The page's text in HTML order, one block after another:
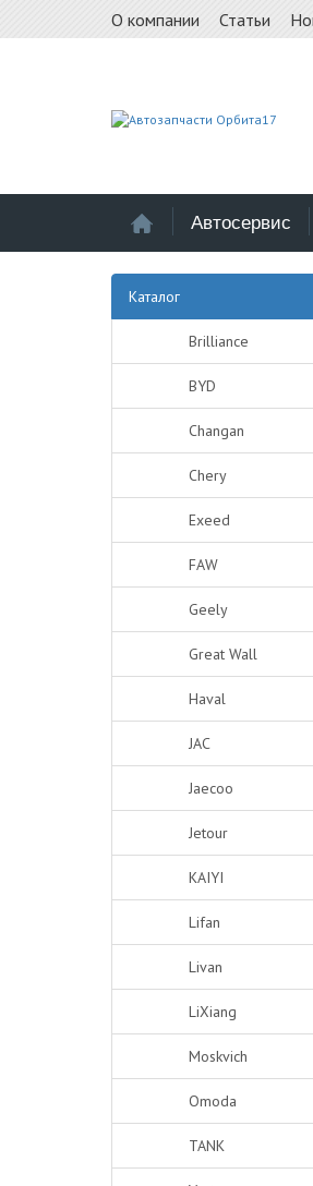
О компании Статьи
Автосервис
Каталог
Brilliance
BYD
Changan
Chery
Exeed
FAW
Geely
Great Wall
Haval
JAC
Jaecoo
Jetour
KAIYI
Lifan
Livan
LiXiang
Moskvich
Omoda
TANK